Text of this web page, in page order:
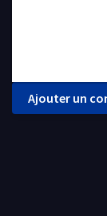
Ajouter un